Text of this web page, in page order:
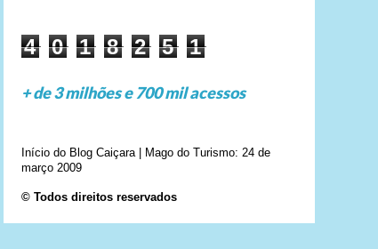
4 0 1 8 2 5 1
+ de 3 milhões e 700 mil acessos
Início do Blog Caiçara | Mago do Turismo: 24 de
março 2009
© Todos direitos reservados